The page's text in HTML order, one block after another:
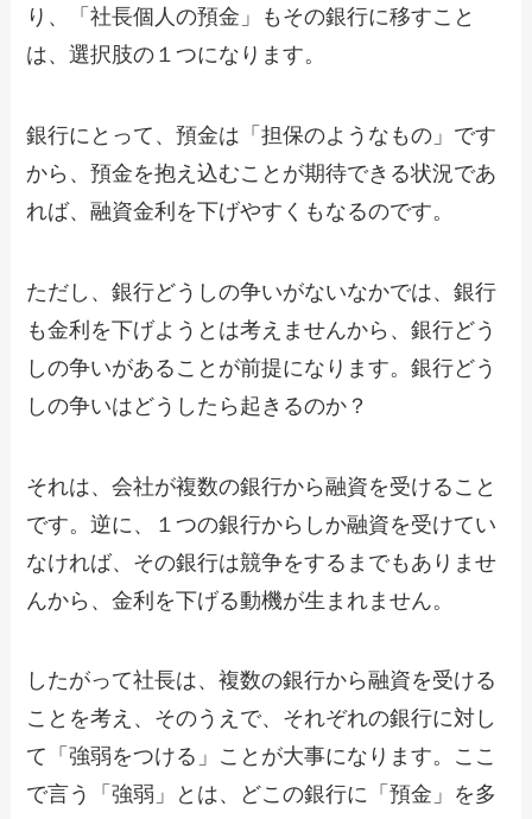
り、「社長個人の預金」もその銀行に移すこと
は、選択肢の１つになります。
銀行にとって、預金は「担保のようなもの」です
から、預金を抱え込むことが期待できる状況であ
れば、融資金利を下げやすくもなるのです。
ただし、銀行どうしの争いがないなかでは、銀行
も金利を下げようとは考えませんから、銀行どう
しの争いがあることが前提になります。銀行どう
しの争いはどうしたら起きるのか？
それは、会社が複数の銀行から融資を受けること
です。逆に、１つの銀行からしか融資を受けてい
なければ、その銀行は競争をするまでもありませ
んから、金利を下げる動機が生まれません。
したがって社長は、複数の銀行から融資を受ける
ことを考え、そのうえで、それぞれの銀行に対し
て「強弱をつける」ことが大事になります。ここ
で言う「強弱」とは、どこの銀行に「預金」を多